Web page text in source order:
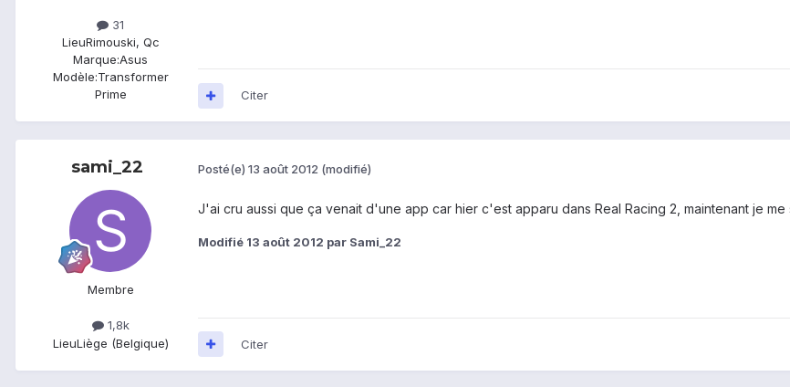
31
LieuRimouski, Qc
Marque:Asus
Modèle:Transformer
Prime
Citer
sami_22
Membre
1,8k
LieuLiège (Belgique)
Posté(e) 13 août 2012 (modifié)
J'ai cru aussi que ça venait d'une app car hier c'est apparu dans Real Racing 2, maintenant je me
Modifié 13 août 2012 par Sami_22
Citer